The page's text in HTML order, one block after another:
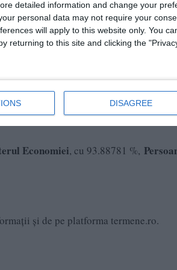
detailed information and change your
personal data may not require your
will apply to this website only. You
returning to this site and clicking the
DISAGREE
51%, în timp ce compania olandeză
Pravin Suresh și Sofien Lamiri
1.907 angajați, pierderi peste 77,98
Economiei, cu 93.88781 %,
și de pe platforma termene.ro.